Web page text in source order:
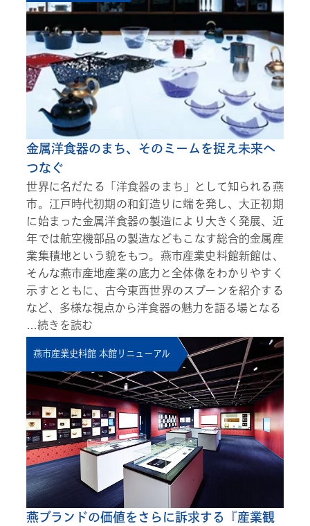
金属洋食器のまち、そのミームを捉え未来へ
つなぐ
世界に名だたる「洋食器のまち」として知られる燕
市。江戸時代初期の和釘造りに端を発し、大正初期
に始まった金属洋食器の製造により大きく発展、近
年では航空機部品の製造などもこなす総合的金属産
業集積地という貌をもつ。燕市産業史料館新館は、
そんな燕市産地産業の底力と全体像をわかりやすく
示すとともに、古今東西世界のスプーンを紹介する
など、多様な視点から洋食器の魅力を語る場となる
…続きを読む
燕市産業史料館 本館リニューアル
燕ブランドの価値をさらに訴求する『産業観